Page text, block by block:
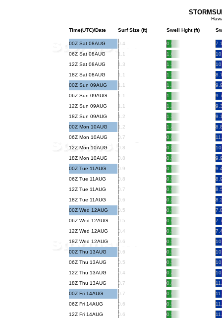
Time(UTC)/Date Surf Size (ft) Swell Hght (ft)
00Z Sat 08AUG 0.4 0.6
06Z Sat 08AUG
1.1 1.0
12Z Sat 08AUG
1.3 1.3
18Z Sat 08AUG
1.1 1.2
00Z Sun 09AUG
1.1 1.1
06Z Sun 09AUG
1.1 1.1
12Z Sun 09AUG
1.1 1.2
18Z Sun 09AUG
1.2 1.3
00Z Mon 10AUG
1.2 1.4
06Z Mon 10AUG
0.7 0.6
12Z Mon 10AUG
0.8 0.8
18Z Mon 10AUG
0.8 0.9
00Z Tue 11AUG
0.9 0.9
06Z Tue 11AUG
0.8 0.9
12Z Tue 11AUG
0.7 0.9
18Z Tue 11AUG
0.6 0.8
00Z Wed 12AUG
0.5 0.7
06Z Wed 12AUG
0.5 0.6
12Z Wed 12AUG
0.4 0.5
18Z Wed 12AUG
0.6 0.5
00Z Thu 13AUG
0.6 0.5
06Z Thu 13AUG
0.5 0.5
12Z Thu 13AUG
0.4 0.4
18Z Thu 13AUG
0.7 0.6
00Z Fri 14AUG
0.7 0.6
06Z Fri 14AUG
0.6 0.5
12Z Fri 14AUG
0.6 0.5